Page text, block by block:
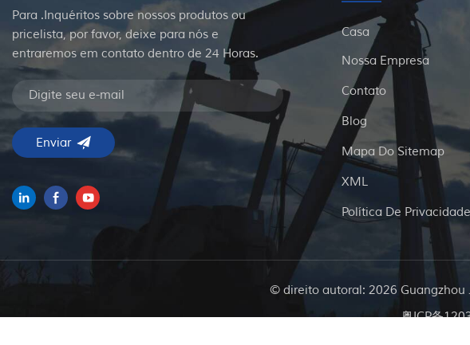
Para .Inquéritos sobre nossos produtos ou
pricelista, por favor, deixe para nós e
entraremos em contato dentro de 24 Horas.
Casa
Nossa Empresa
Contato
Blog
Mapa Do Sitemap
XML
Política De Privacidade
© direito autoral: 2026 Guangzhou
粤ICP备